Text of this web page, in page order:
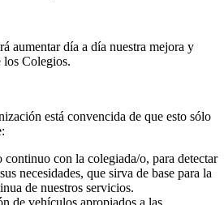
aumentar día a día nuestra mejora y
los Colegios.
está convencida de que esto sólo
continuo con la colegiada/o, para detectar
necesidades, que sirva de base para la
de nuestros servicios.